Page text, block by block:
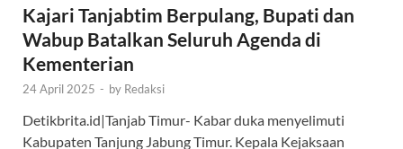
Kajari Tanjabtim Berpulang, Bupati dan
Wabup Batalkan Seluruh Agenda di
Kementerian
24 April 2025 - by Redaksi
Detikbrita.id|Tanjab Timur- Kabar duka menyelimuti
Kabupaten Tanjung Jabung Timur. Kepala Kejaksaan